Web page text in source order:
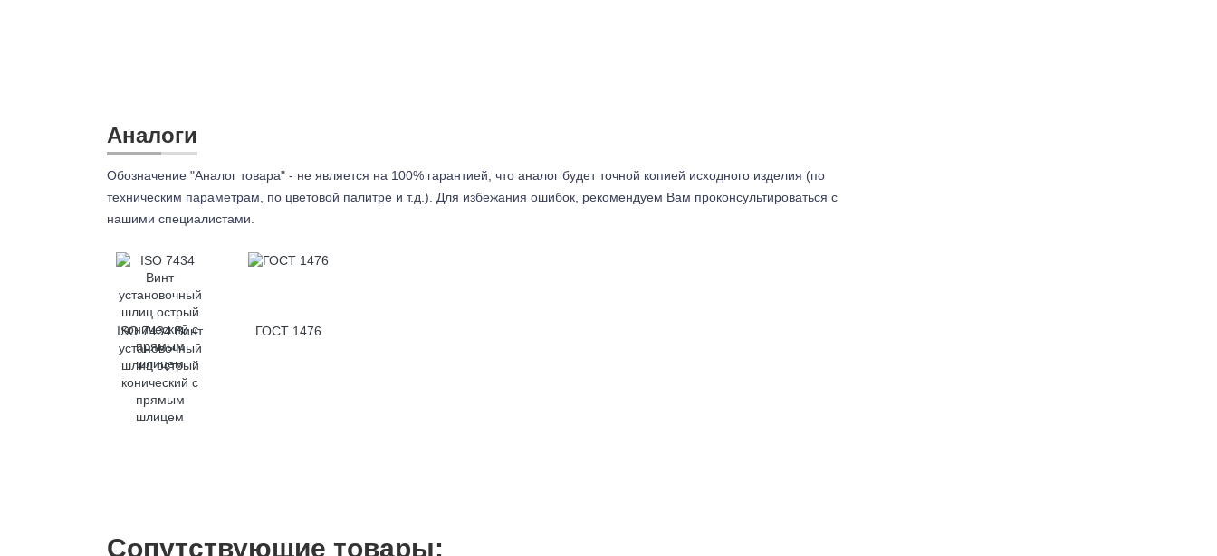
Аналоги
Обозначение "Аналог товара" - не является на 100% гарантией, что аналог будет точной копией исходного изделия (по
техническим параметрам, по цветовой палитре и т.д.). Для избежания ошибок, рекомендуем Вам проконсультироваться с
нашими специалистами.
ISO 7434 Винт
установочный
шлиц острый
конический с
прямым
шлицем
ГОСТ 1476
Сопутствующие товары: